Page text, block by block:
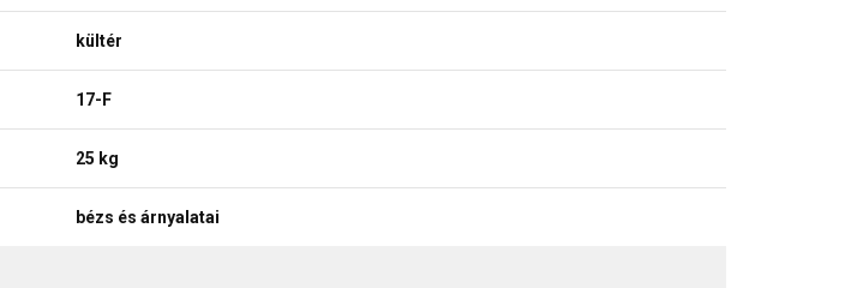
kültér
17-F
25 kg
bézs és árnyalatai